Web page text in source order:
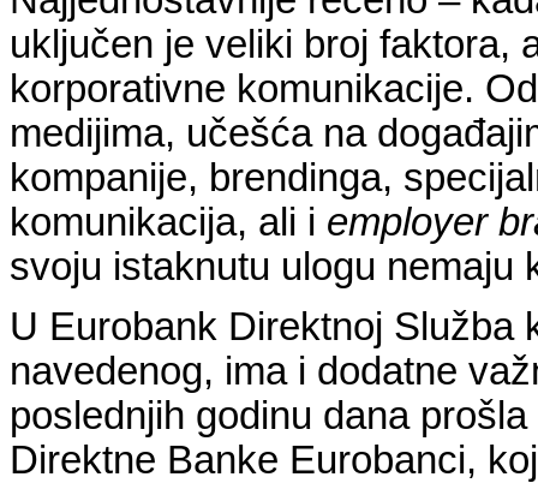
uključen je veliki broj faktora,
korporativne komunikacije.
medijima, učešća na
kompanije, brendinga,
komunikacija, ali i employer
svoju istaknutu ulogu nemaju
U Eurobank Direktnoj Služba
navedenog, ima i dodatne
poslednjih godinu dana
Direktne Banke Eurobanci,